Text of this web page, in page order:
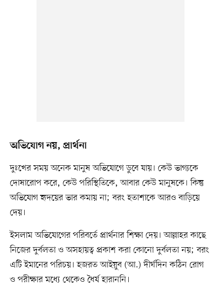
অভিযোগ নয়, প্রার্থনা
দুঃখের সময় অনেক মানুষ অভিযোগে ডুবে যায়। কেউ ভাগ্যকে
দোষারোপ করে, কেউ পরিস্থিতিকে, আবার কেউ মানুষকে। কিন্তু
অভিযোগ হৃদয়ের ভার কমায় না; বরং হতাশাকে আরও বাড়িয়ে
দেয়।
ইসলাম অভিযোগের পরিবর্তে প্রার্থনার শিক্ষা দেয়। আল্লাহর কাছে
নিজের দুর্বলতা ও অসহায়ত্ব প্রকাশ করা কোনো দুর্বলতা নয়; বরং
এটি ইমানের পরিচয়। হজরত আইয়ুব (আ.) দীর্ঘদিন কঠিন রোগ
ও পরীক্ষার মধ্যে থেকেও ধৈর্য হারাননি।